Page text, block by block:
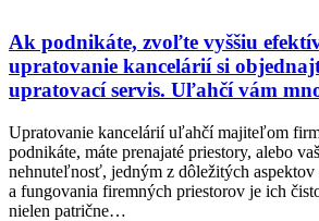
Ak podnikáte, zvoľte vyššiu
upratovanie kancelárií si
upratovací servis. Uľahčí vám
Upratovanie kancelárií uľahčí majiteľom
podnikáte, máte prenajaté priestory, alebo
nehnuteľnosť, jedným z dôležitých aspektov
a fungovania firemných priestorov je ich
nielen patrične…